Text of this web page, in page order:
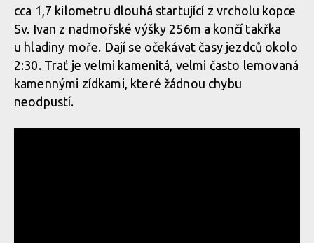
cca 1,7 kilometru dlouhá startující z vrcholu kopce
Sv. Ivan z nadmořské výšky 256m a končí takřka
u hladiny moře. Dají se očekávat časy jezdců okolo
2:30. Trať je velmi kamenitá, velmi často lemovaná
kamennými zídkami, které žádnou chybu
neodpustí.